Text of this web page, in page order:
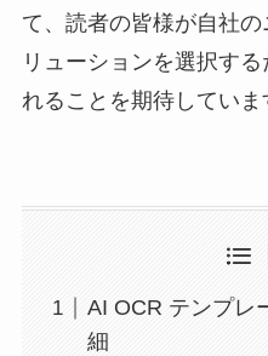
て、読者の皆様が自社
リューションを選択す
れることを期待していま
AI OCR テンプレ
細